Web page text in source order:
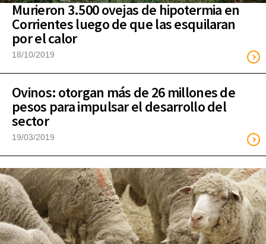
Murieron 3.500 ovejas de hipotermia en
Corrientes luego de que las esquilaran
por el calor
18/10/2019
Ovinos: otorgan más de 26 millones de
pesos para impulsar el desarrollo del
sector
19/03/2019